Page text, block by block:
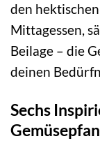
den
Mittagessen,
Beilage – die
deinen
Sechs